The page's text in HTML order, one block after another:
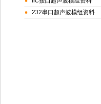
232串口超声波模组资料